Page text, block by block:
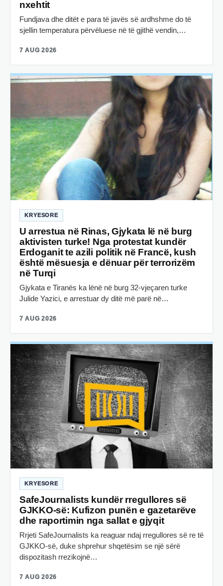
nxehtit
Fundjava dhe ditët e para të javës së ardhshme do të
sjellin temperatura përvëluese në të gjithë vendin,…
7 AUG 2026
KRYESORE
U arrestua në Rinas, Gjykata lë në burg
aktivisten turke! Nga protestat kundër
Erdoganit te azili politik në Francë, kush
është mësuesja e dënuar për terrorizëm
në Turqi
Gjykata e Tiranës ka lënë në burg 32-vjeçaren turke
Julide Yazici, e arrestuar dy ditë më parë në…
7 AUG 2026
KRYESORE
SafeJournalists kundër rregullores së
GJKKO-së: Kufizon punën e gazetarëve
dhe raportimin nga sallat e gjyqit
Rrjeti SafeJournalists ka reaguar ndaj rregullores së re të
GJKKO-së, duke shprehur shqetësim se një sërë
dispozitash rrezikojnë…
7 AUG 2026